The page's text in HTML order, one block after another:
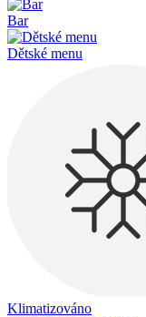
Bar
Dětské menu
Klimatizováno